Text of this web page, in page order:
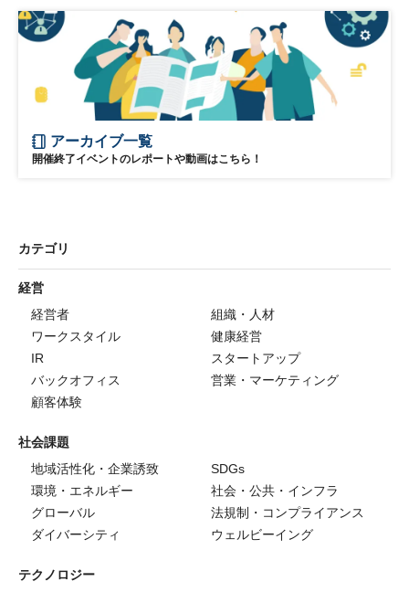
アーカイブ一覧
開催終了イベントのレポートや動画はこちら！
カテゴリ
経営
経営者
組織・人材
ワークスタイル
健康経営
IR
スタートアップ
バックオフィス
営業・マーケティング
顧客体験
社会課題
地域活性化・企業誘致
SDGs
環境・エネルギー
社会・公共・インフラ
グローバル
法規制・コンプライアンス
ダイバーシティ
ウェルビーイング
テクノロジー